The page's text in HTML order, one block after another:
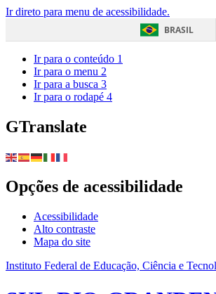
Ir direto para menu de acessibilidade.
BRASIL
Ir para o conteúdo 1
Ir para o menu 2
Ir para a busca 3
Ir para o rodapé 4
GTranslate
Opções de acessibilidade
Acessibilidade
Alto contraste
Mapa do site
Instituto Federal de Educação, Ciência e